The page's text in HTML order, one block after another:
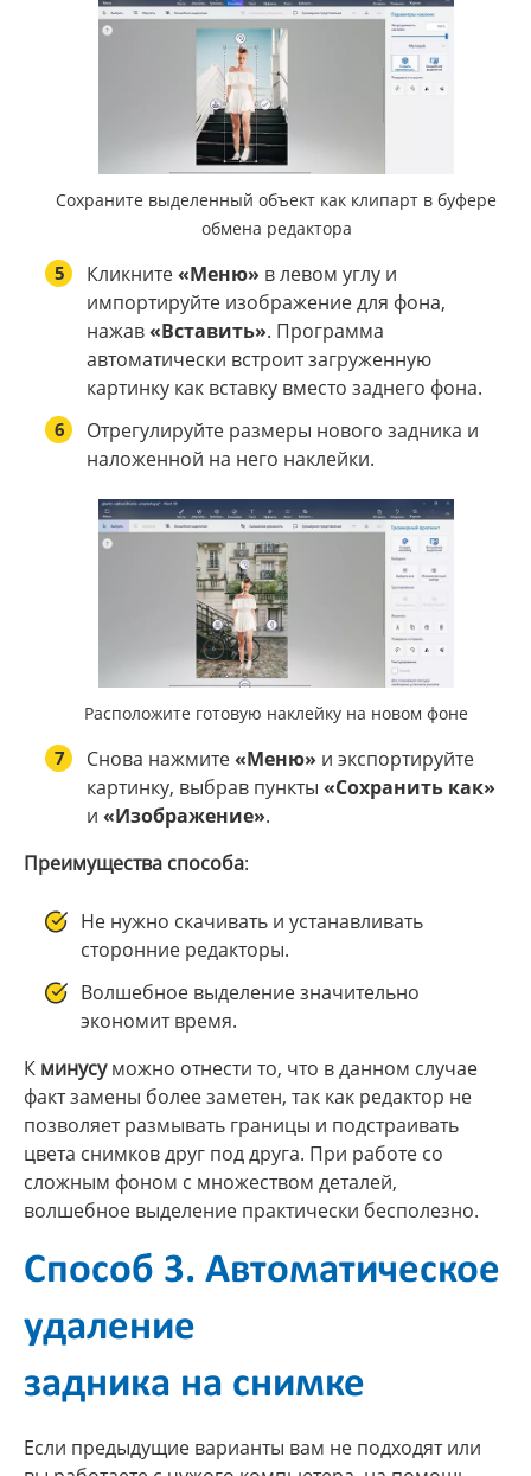
Сохраните выделенный объект как клипарт в буфере
обмена редактора
5 Кликните«Меню» в левом углу и
импортируйте изображение для фона,
нажав«Вставить». Программа
автоматически встроит загруженную
картинку как вставку вместо заднего фона.
6
Отрегулируйте размеры нового задника и
наложенной на него наклейки.
Расположите готовую наклейку на новом фоне
7 Снова нажмите«Меню» и экспортируйте
картинку, выбрав пункты «Сохранить как»
и «Изображение».
Преимущества способа:
Не нужно скачивать и устанавливать
сторонние редакторы.
Волшебное выделение значительно
экономит время.
К минусуможно отнести то, что в данном случае
факт замены более заметен, так как редактор не
позволяет размывать границы и подстраивать
цвета снимков друг под друга. При работе со
сложным фоном с множеством деталей,
волшебное выделение практически бесполезно.
Способ 3. Автоматическое
удаление
задника на снимке
Если предыдущие варианты вам не подходят или